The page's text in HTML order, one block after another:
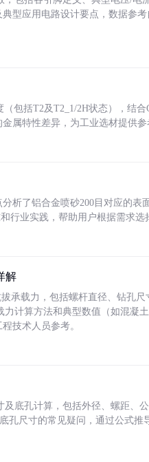
型应用电路设计要点，数据参
包括T2及T2_1/2H状态），结
属特性差异，为工业选材提供参
析了铝合金喷砂200目对应的表
行业实践，帮助用户根据需求选
解
承载力，包括螺杆直径、钻孔
力计算方法和典型数值（如混凝
技术人员参考。
及底孔计算，包括外径、螺距、
孔尺寸的常见疑问，通过公式